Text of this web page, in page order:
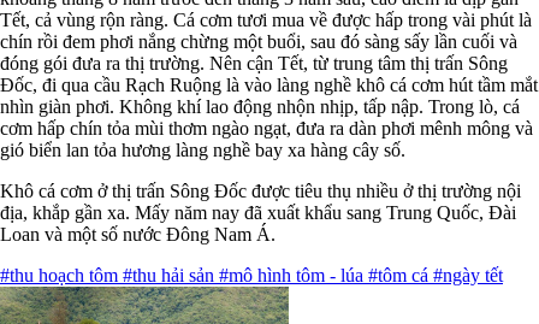
Tết, cả vùng rộn ràng. Cá cơm tươi mua về được hấp trong vài phút là
chín rồi đem phơi nắng chừng một buổi, sau đó sàng sấy lần cuối và
đóng gói đưa ra thị trường. Nên cận Tết, từ trung tâm thị trấn Sông
Ðốc, đi qua cầu Rạch Ruộng là vào làng nghề khô cá cơm hút tầm mắt
nhìn giàn phơi. Không khí lao động nhộn nhịp, tấp nập. Trong lò, cá
cơm hấp chín tỏa mùi thơm ngào ngạt, đưa ra dàn phơi mênh mông và
gió biển lan tỏa hương làng nghề bay xa hàng cây số.
Khô cá cơm ở thị trấn Sông Đốc được tiêu thụ nhiều ở thị trường nội
địa, khắp gần xa. Mấy năm nay đã xuất khẩu sang Trung Quốc, Ðài
Loan và một số nước Ðông Nam Á.
#thu hoạch tôm #thu hải sản #mô hình tôm - lúa #tôm cá #ngày tết